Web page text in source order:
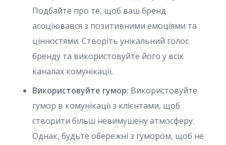
Подбайте про те, щоб ваш бренд
асоціювався з позитивними емоціями та
цінностями. Створіть унікальний голос
бренду та використовуйте його у всіх
каналах комунікації.
Використовуйте гумор: Використовуйте
гумор в комунікації з клієнтами, щоб
створити більш невимушену атмосферу.
Однак, будьте обережні з гумором, щоб не